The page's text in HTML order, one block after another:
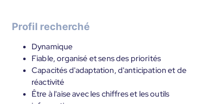
Profil recherché
Dynamique
Fiable, organisé et sens des priorités
Capacités d'adaptation, d'anticipation et de
réactivité
Être à l'aise avec les chiffres et les outils